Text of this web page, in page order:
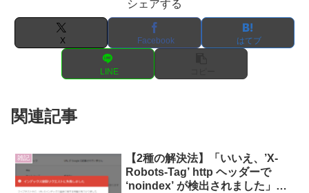
シェアする
X Facebook はてブ
LINE
関連記事
雑記
【2種の解決法】「いいえ、’X-
Robots-Tag’ http ヘッダーで
‘noindex’ が検出されました」が